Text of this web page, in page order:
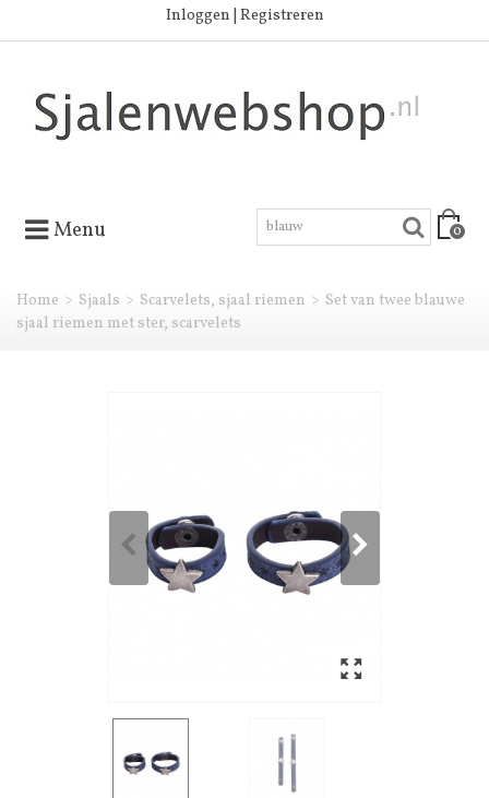
Inloggen | Registreren
Menu 0
Home > Sjaals > Scarvelets, sjaal riemen > Set van twee blauwe
sjaal riemen met ster, scarvelets